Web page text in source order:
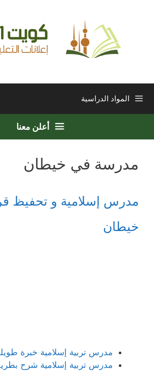
المواد الدراسية
أعلن معنا
مدرسة في خيطان
مدرس إسلامية و تحفيظ
خيطان
مدرس تربية إسلامية خبرة
مدرس تربية إسلامية شرح